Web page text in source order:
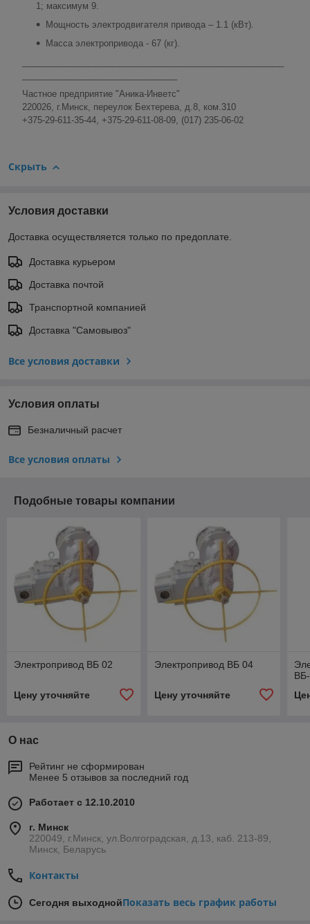
1; максимум 9.
Мощность электродвигателя привода – 1.1 (кВт).
Масса электропривода - 67 (кг).
Частное предприятие "Аника-Инветс"
220026, г.Минск, переулок Бехтерева, д.8, ком.310
+375-29-611-35-44, +375-29-611-08-09, (017) 235-06-02
Скрыть
Условия доставки
Доставка осуществляется только по предоплате.
Доставка курьером
Доставка почтой
Транспортной компанией
Доставка "Самовывоз"
Все условия доставки
Условия оплаты
Безналичный расчет
Все условия оплаты
Подобные товары компании
Электропривод ВБ 02
Цену уточняйте
Электропривод ВБ 04
Цену уточняйте
О нас
Рейтинг не сформирован
Менее 5 отзывов за последний год
Работает с 12.10.2010
г. Минск
220049, г.Минск, ул.Волгоградская, д.13, каб. 213-89,
Минск, Беларусь
Контакты
Сегодня выходнойПоказать весь график работы